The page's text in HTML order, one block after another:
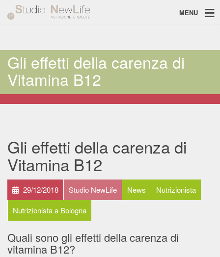
MENU
Gli effetti della carenza di
Vitamina B12
Gli effetti della carenza di
Vitamina B12
29/12/2018 Studio NewLife News
Nutrizionista
Nutrizionista a Bologna
Quali sono gli effetti della carenza di
vitamina B12?